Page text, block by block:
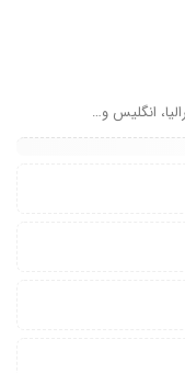
انگلیس و…